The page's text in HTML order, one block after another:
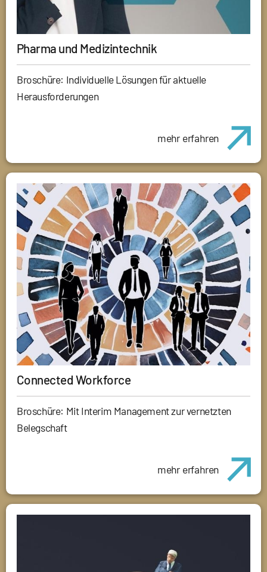
Pharma und Medizintechnik
Broschüre: Individuelle Lösungen für aktuelle
Herausforderungen
mehr erfahren
Connected Workforce
Broschüre: Mit Interim Management zur vernetzten
Belegschaft
mehr erfahren